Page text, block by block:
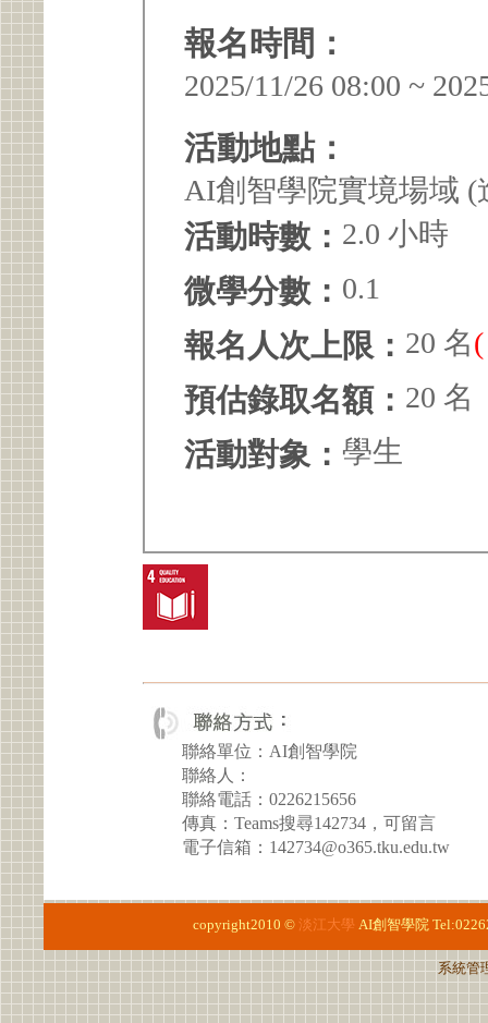
報名時間：
2025/11/26 08:00 ~
活動地點：
AI創智學院實境場域
活動時數： 2.0 小時
微學分數： 0.1
報名人次上限： 20 名
預估錄取名額： 20 名
活動對象： 學生
聯絡單位：AI創智學院
聯絡人：
聯絡電話：0226215656
傳真：Teams搜尋142734，可留言
電子信箱：142734@o365.tku.edu.tw
copyright2010 © 淡江大學 AI創智學院
系統管